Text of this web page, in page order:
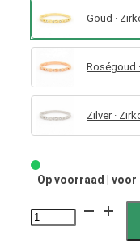
Goud ·
Roségoud
Zilver ·
Op voorraad |
4037